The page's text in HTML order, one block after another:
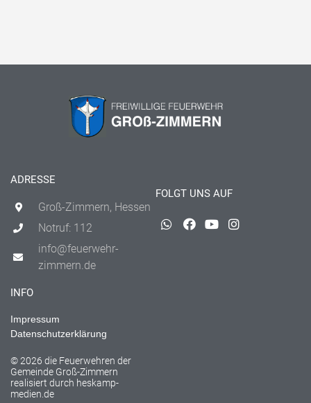
ADRESSE
Groß-Zimmern, Hessen
Notruf: 112
info@feuerwehr-
zimmern.de
FOLGT UNS AUF
INFO
Impressum
Datenschutzerklärung
© 2026 die Feuerwehren der
Gemeinde Groß-Zimmern
realisiert durch heskamp-
medien.de